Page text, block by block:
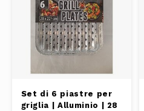
Set di 6 piastre per
griglia | Alluminio | 28